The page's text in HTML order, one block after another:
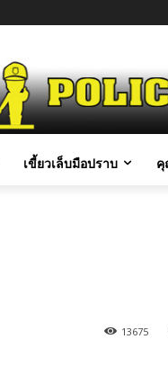
เขี้ยวเล็บมือปราบ คุ
13675